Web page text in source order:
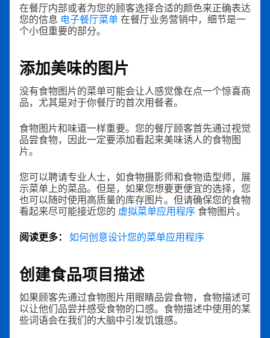
在餐厅内部或者为您的顾客选择合适的颜色来正确表达
您的信息 电子餐厅菜单在餐厅业务营销中，细节是一
个小但重要的部分。
添加美味的图片
没有食物图片的菜单可能会让人感觉像在点一个惊喜商
品，尤其是对于你餐厅的首次用餐者。
食物图片和味道一样重要。您的餐厅顾客首先通过视觉
品尝食物，因此一定要添加看起来美味诱人的食物图
片。
您可以聘请专业人士，如食物摄影师和食物造型师，展
示菜单上的菜品。但是，如果您想要更便宜的选择，您
也可以随时使用高质量的库存图片。但请确保您的食物
看起来尽可能接近您的 虚拟菜单应用程序食物图片。
阅读更多： 如何创意设计您的菜单应用程序
创建食品项目描述
如果顾客先通过食物图片用眼睛品尝食物，食物描述可
以让他们品尝并感受食物的口感。食物描述中使用的某
些词语会在我们的大脑中引发饥饿感。